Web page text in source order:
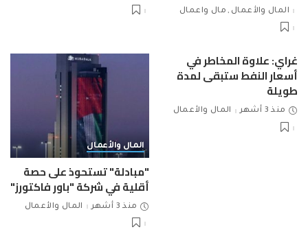
المال والأعمال
مال واعمال
غراي: علاوة المخاطر في
أسعار النفط ستبقى لمدة
طويلة
منذ 3 أشهر المال والأعمال
المال والأعمال
"مبادلة" تستحوذ على حصة
أقلية في شركة "باور فاكتورز"
منذ 3 أشهر المال والأعمال